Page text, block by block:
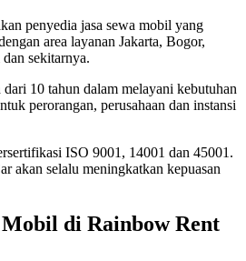
penyedia jasa sewa mobil yang
area layanan Jakarta, Bogor,
sekitarnya.
10 tahun dalam melayani kebutuhan
perorangan, perusahaan dan instansi
ISO 9001, 14001 dan 45001.
akan selalu meningkatkan kepuasan
di Rainbow Rent